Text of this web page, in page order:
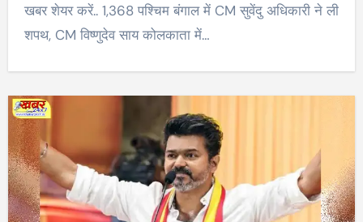
खबर शेयर करें.. 1,368 पश्चिम बंगाल में CM सुवेंदु अधिकारी ने ली
शपथ, CM विष्णुदेव साय कोलकाता में…